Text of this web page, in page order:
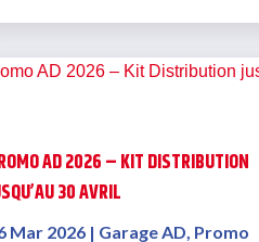
AD 2026 – KIT DISTRIBUTION
30 AVRIL
Mar 2026| Garage AD, Promo